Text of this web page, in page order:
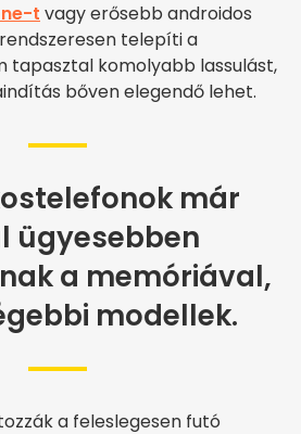
t vagy erősebb androidos
telepíti a
tapasztal komolyabb lassulást,
bőven elegendő lehet.
már
ügyesebben
a memóriával,
modellek.
a feleslegesen futó